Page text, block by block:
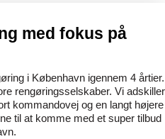
med fokus på
i København igennem 4 årtier.
rengøringsselskaber. Vi adskiller
kommandovej og en langt højere
til at komme med et super tilbud